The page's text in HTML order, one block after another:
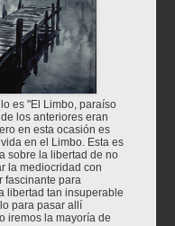
es "El Limbo, paraíso
los anteriores eran
en esta ocasión es
en el Limbo. Esta es
sobre la libertad de no
la mediocridad con
fascinante para
libertad tan insuperable
para pasar allí
iremos la mayoría de